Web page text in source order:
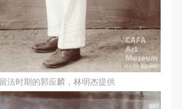
法时期的郭应麟，林明杰提供
快捷登录 帐号密码登录
发送验证码
手机号码将作为您的登录账号